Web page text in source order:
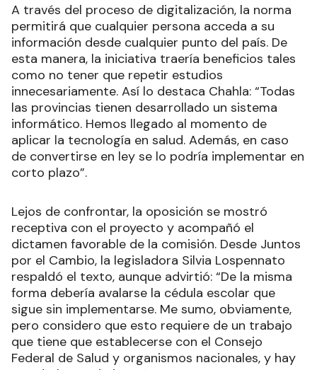
A través del proceso de digitalización, la norma
permitirá que cualquier persona acceda a su
información desde cualquier punto del país. De
esta manera, la iniciativa traería beneficios tales
como no tener que repetir estudios
innecesariamente. Así lo destaca Chahla: “Todas
las provincias tienen desarrollado un sistema
informático. Hemos llegado al momento de
aplicar la tecnología en salud. Además, en caso
de convertirse en ley se lo podría implementar en
corto plazo”.
Lejos de confrontar, la oposición se mostró
receptiva con el proyecto y acompañó el
dictamen favorable de la comisión. Desde Juntos
por el Cambio, la legisladora Silvia Lospennato
respaldó el texto, aunque advirtió: “De la misma
forma debería avalarse la cédula escolar que
sigue sin implementarse. Me sumo, obviamente,
pero considero que esto requiere de un trabajo
que tiene que establecerse con el Consejo
Federal de Salud y organismos nacionales, y hay